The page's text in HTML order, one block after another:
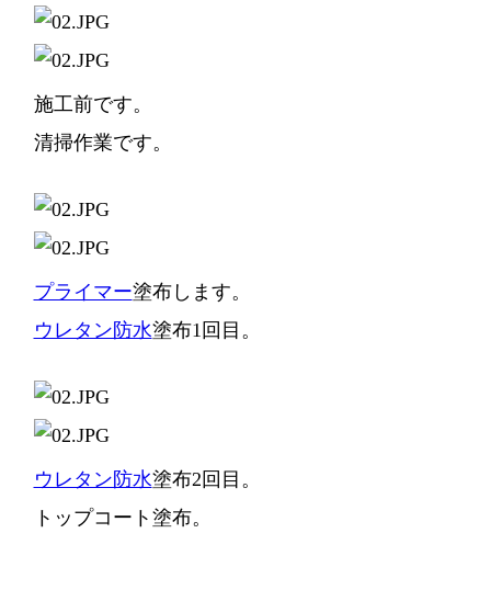
施工前です。
清掃作業です。
プライマー塗布します。
ウレタン防水塗布1回目。
ウレタン防水塗布2回目。
トップコート塗布。